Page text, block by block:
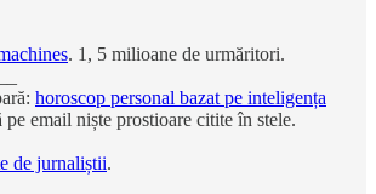
. 1, 5 milioane de urmăritori.
horoscop personal bazat pe inteligența
email niște prostioare citite în stele.
de jurnaliștii.